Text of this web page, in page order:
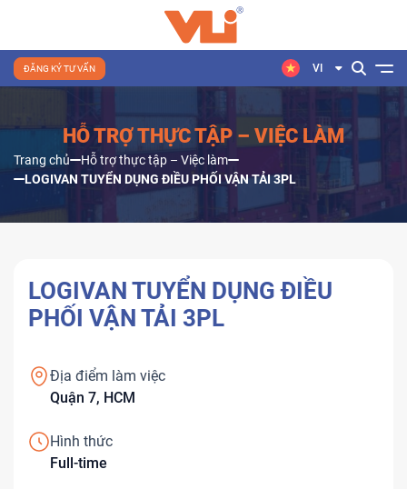
ĐĂNG KÝ TƯ VẤN VI
HỖ TRỢ THỰC TẬP – VIỆC LÀM
Trang chủ
Hỗ trợ thực tập – Việc làm
LOGIVAN TUYỂN DỤNG ĐIỀU PHỐI VẬN TẢI 3PL
LOGIVAN TUYỂN DỤNG ĐIỀU
PHỐI VẬN TẢI 3PL
Địa điểm làm việc
Quận 7, HCM
Hình thức
Full-time